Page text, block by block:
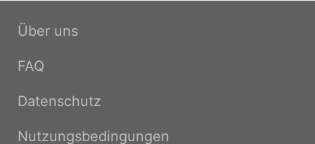
Über uns
FAQ
Datenschutz
Nutzungsbedingungen